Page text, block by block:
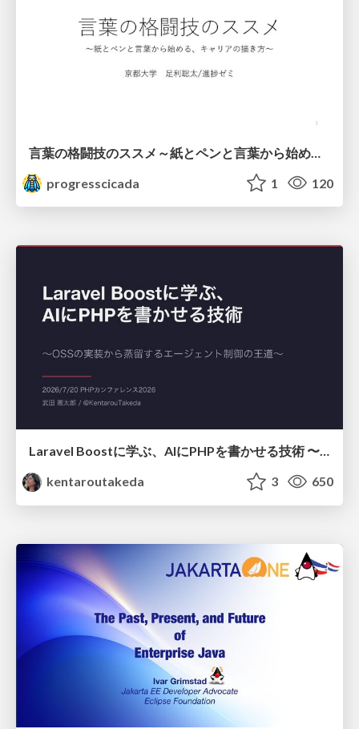
progresscicada
1 120
Laravel Boostに学ぶ、AIにPHPを書かせる技術 〜OSSの実装から蒸留するエージェント制御の王道〜
kentaroutakeda
3 650